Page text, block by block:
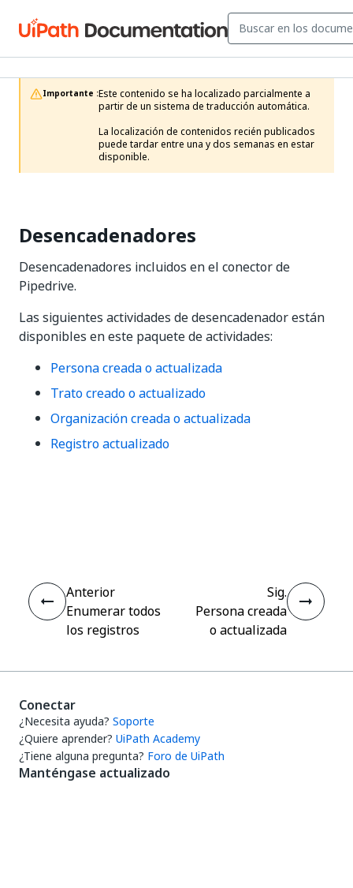
Importante :Este contenido se ha localizado parcialmente a
partir de un sistema de traducción automática.
La localización de contenidos recién publicados
puede tardar entre una y dos semanas en estar
disponible.
Desencadenadores
Desencadenadores incluidos en el conector de
Pipedrive.
Las siguientes actividades de desencadenador están
disponibles en este paquete de actividades:
Persona creada o actualizada
Trato creado o actualizado
Organización creada o actualizada
Registro actualizado
Anterior
Enumerar todos
los registros
Sig.
Persona creada
o actualizada
Conectar
¿Necesita ayuda? Soporte
¿Quiere aprender? UiPath Academy
¿Tiene alguna pregunta? Foro de UiPath
Manténgase actualizado